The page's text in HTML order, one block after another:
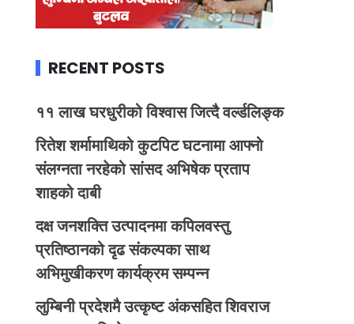
RECENT POSTS
११ लाख घरधुरीको विश्वास जित्दै वर्ल्डलिङ्क
रितेश शर्मामाथिको कुटपिट घटनामा आफ्नो
संलग्नता नरहेको सांसद अभिषेक प्रताप
शाहको दाबी
दक्ष जनशक्ति उत्पादनमा कपिलवस्तु
प्रतिष्ठानको दृढ संकल्पका साथ
अभिमुखीकरण कार्यक्रम सम्पन्न
लुम्बिनी प्रदेशमै उत्कृष्ट अंकसहित शिवराज